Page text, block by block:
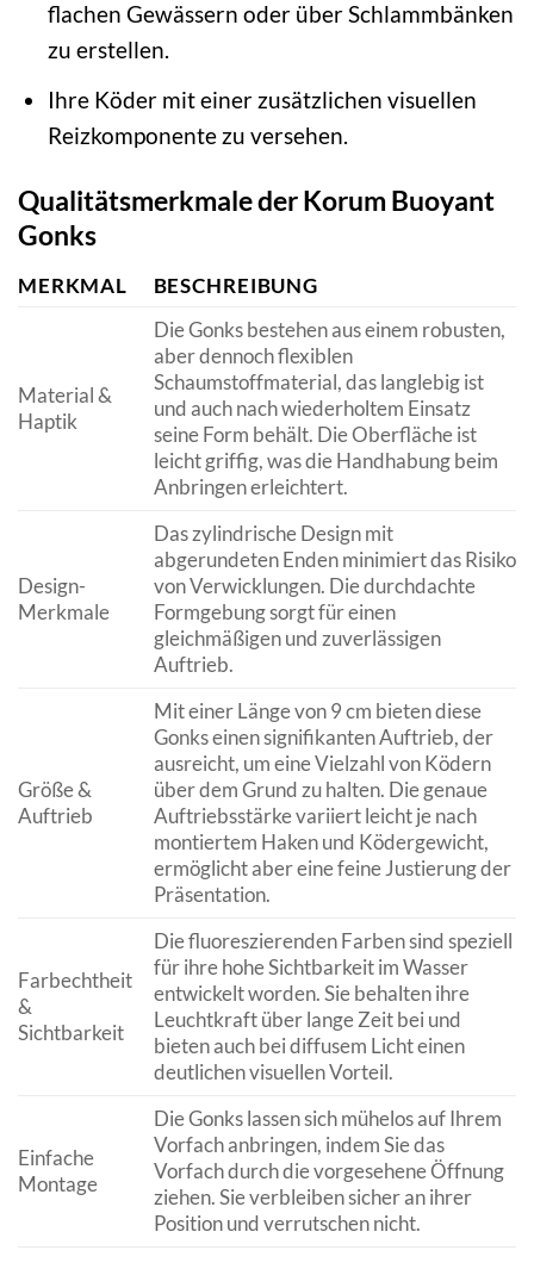
flachen Gewässern oder über Schlammbänken
zu erstellen.
Ihre Köder mit einer zusätzlichen visuellen
Reizkomponente zu versehen.
Qualitätsmerkmale der Korum Buoyant
Gonks
MERKMAL BESCHREIBUNG
Material &
Haptik
Die Gonks bestehen aus einem robusten,
aber dennoch flexiblen
Schaumstoffmaterial, das langlebig ist
und auch nach wiederholtem Einsatz
seine Form behält. Die Oberfläche ist
leicht griffig, was die Handhabung beim
Anbringen erleichtert.
Design-
Merkmale
Das zylindrische Design mit
abgerundeten Enden minimiert das Risiko
von Verwicklungen. Die durchdachte
Formgebung sorgt für einen
gleichmäßigen und zuverlässigen
Auftrieb.
Größe &
Auftrieb
Mit einer Länge von 9 cm bieten diese
Gonks einen signifikanten Auftrieb, der
ausreicht, um eine Vielzahl von Ködern
über dem Grund zu halten. Die genaue
Auftriebsstärke variiert leicht je nach
montiertem Haken und Ködergewicht,
ermöglicht aber eine feine Justierung der
Präsentation.
Farbechtheit
&
Sichtbarkeit
Die fluoreszierenden Farben sind speziell
für ihre hohe Sichtbarkeit im Wasser
entwickelt worden. Sie behalten ihre
Leuchtkraft über lange Zeit bei und
bieten auch bei diffusem Licht einen
deutlichen visuellen Vorteil.
Einfache
Montage
Die Gonks lassen sich mühelos auf Ihrem
Vorfach anbringen, indem Sie das
Vorfach durch die vorgesehene Öffnung
ziehen. Sie verbleiben sicher an ihrer
Position und verrutschen nicht.